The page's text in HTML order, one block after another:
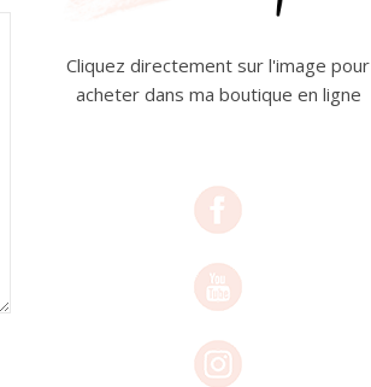
Cliquez directement sur l'image pour
acheter dans ma boutique en ligne